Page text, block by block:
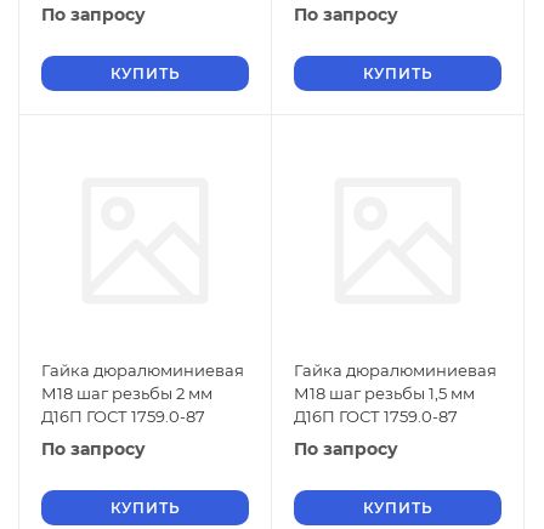
По запросу
КУПИТЬ
По запросу
КУПИТЬ
Гайка дюралюминиевая
М18 шаг резьбы 2 мм
Д16П ГОСТ 1759.0-87
По запросу
КУПИТЬ
Гайка дюралюминиевая
М18 шаг резьбы 1,5 мм
Д16П ГОСТ 1759.0-87
По запросу
КУПИТЬ